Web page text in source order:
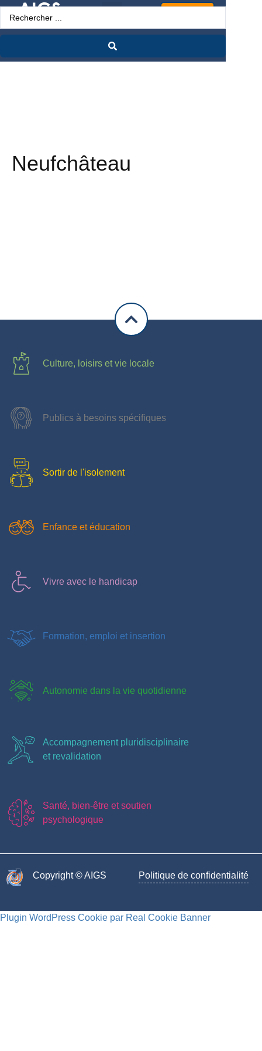
Neufchâteau
Culture, loisirs et vie locale
Publics à besoins spécifiques
Sortir de l'isolement
Enfance et éducation
Vivre avec le handicap
Formation, emploi et insertion
Autonomie dans la vie quotidienne
Accompagnement pluridisciplinaire
et revalidation
Santé, bien-être et soutien
psychologique
Copyright © AIGS​ Politique de confidentialité
Plugin WordPress Cookie par Real Cookie Banner